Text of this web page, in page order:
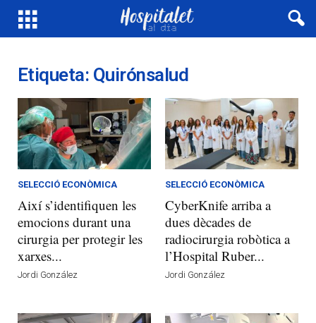
Etiqueta: Quirónsalud
SELECCIÓ ECONÒMICA
Així s’identifiquen les
emocions durant una
cirurgia per protegir les
xarxes...
Jordi González
SELECCIÓ ECONÒMICA
CyberKnife arriba a
dues dècades de
radiocirurgia robòtica a
l’Hospital Ruber...
Jordi González